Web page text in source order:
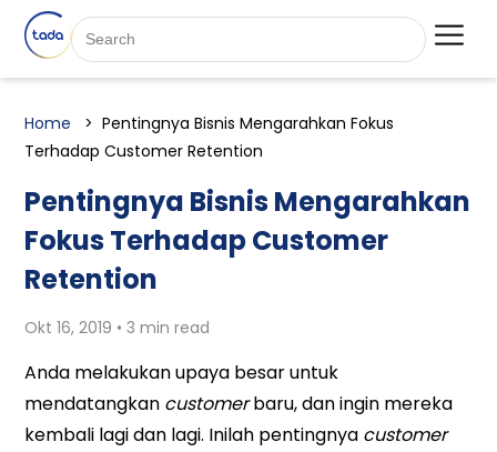
Home
Pentingnya Bisnis Mengarahkan Fokus
Terhadap Customer Retention
Pentingnya Bisnis Mengarahkan
Fokus Terhadap Customer
Retention
Okt 16, 2019 • 3 min read
Anda melakukan upaya besar untuk
mendatangkan customerbaru, dan ingin mereka
kembali lagi dan lagi. Inilah pentingnya customer